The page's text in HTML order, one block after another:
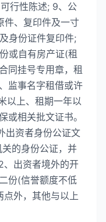
行性陈述; 9、公
件、复印件及一寸
身份证件复印件;
或自有房产证(租
同挂号专用章，租
监事名字租借或许
以上、租期一年以
或相关批文证书。
出资者身份公证文
的身份公证，并
、出资者境外的开
份(信誉额度不低
外，其他与以上